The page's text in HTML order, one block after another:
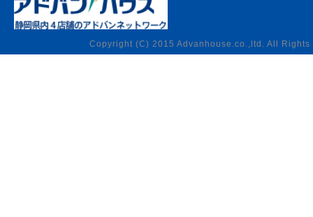
Copyright (C) 2015 Advanhouse.co.,ltd. All Rights